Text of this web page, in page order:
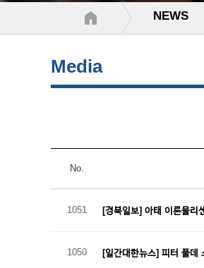
NEWS
Media
No.
1051 [경북일보] 아태 이론물리
1050 [일간대한뉴스] 피터 풀데